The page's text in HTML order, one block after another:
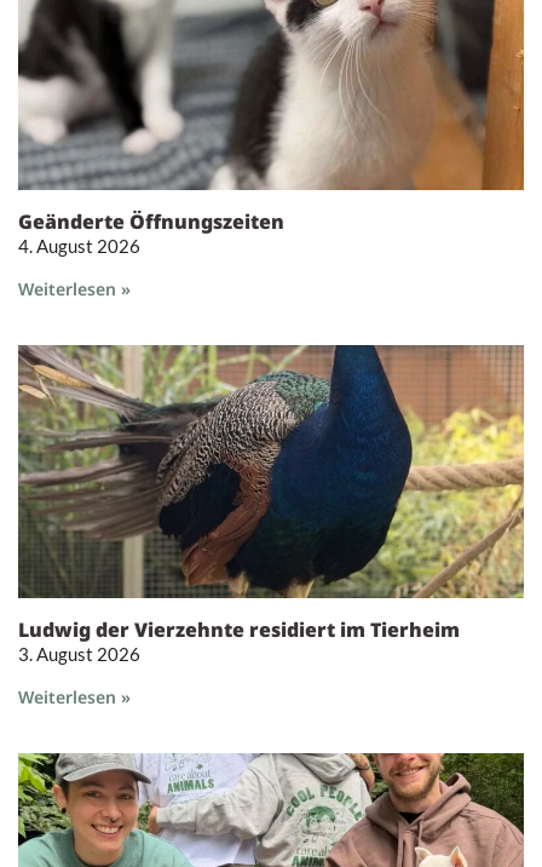
Geänderte Öffnungszeiten
4. August 2026
Weiterlesen »
Ludwig der Vierzehnte residiert im Tierheim
3. August 2026
Weiterlesen »